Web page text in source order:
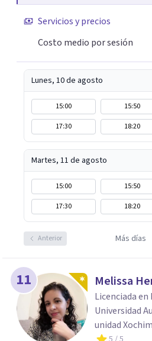
Servicios y precios
Costo medio por sesión
Lunes, 10 de agosto
15:00 15:50
17:30
18:20
Martes, 11 de agosto
15:00 15:50
17:30
18:20
Anterior Más días
11 Melissa
Licenciada
Universidad
unidad